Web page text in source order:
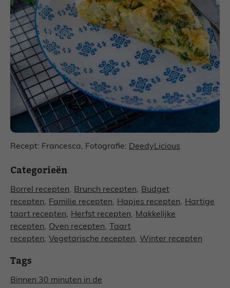
Recept: Francesca, Fotografie: DeedyLicious
Categorieën
Borrel recepten, Brunch recepten, Budget
recepten, Familie recepten, Hapjes recepten, Hartige
taart recepten, Herfst recepten, Makkelijke
recepten, Oven recepten,
Taart
recepten, Vegetarische recepten, Winter recepten
Tags
Binnen 30 minuten in de